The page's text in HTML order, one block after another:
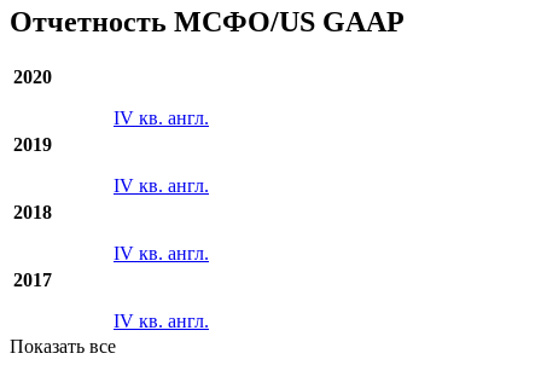
Отчетность МСФО/US GAAP
2020
IV кв. англ.
2019
IV кв. англ.
2018
IV кв. англ.
2017
IV кв. англ.
Показать все